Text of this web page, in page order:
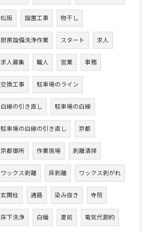
松阪 設置工事 物干し
厨房設備洗浄作業 スタート 求人
求人募集 職人 営業 事務
交換工事 駐車場のライン
白線の引き直し 駐車場の白線
駐車場の白線の引き直し 京都
京都御所 作業現場 剥離清掃
ワックス剥離 床剥離 ワックス剥がれ
玄関柱 通路 染み抜き 寺院
床下洗浄 白蟻 夏前 電気代節約